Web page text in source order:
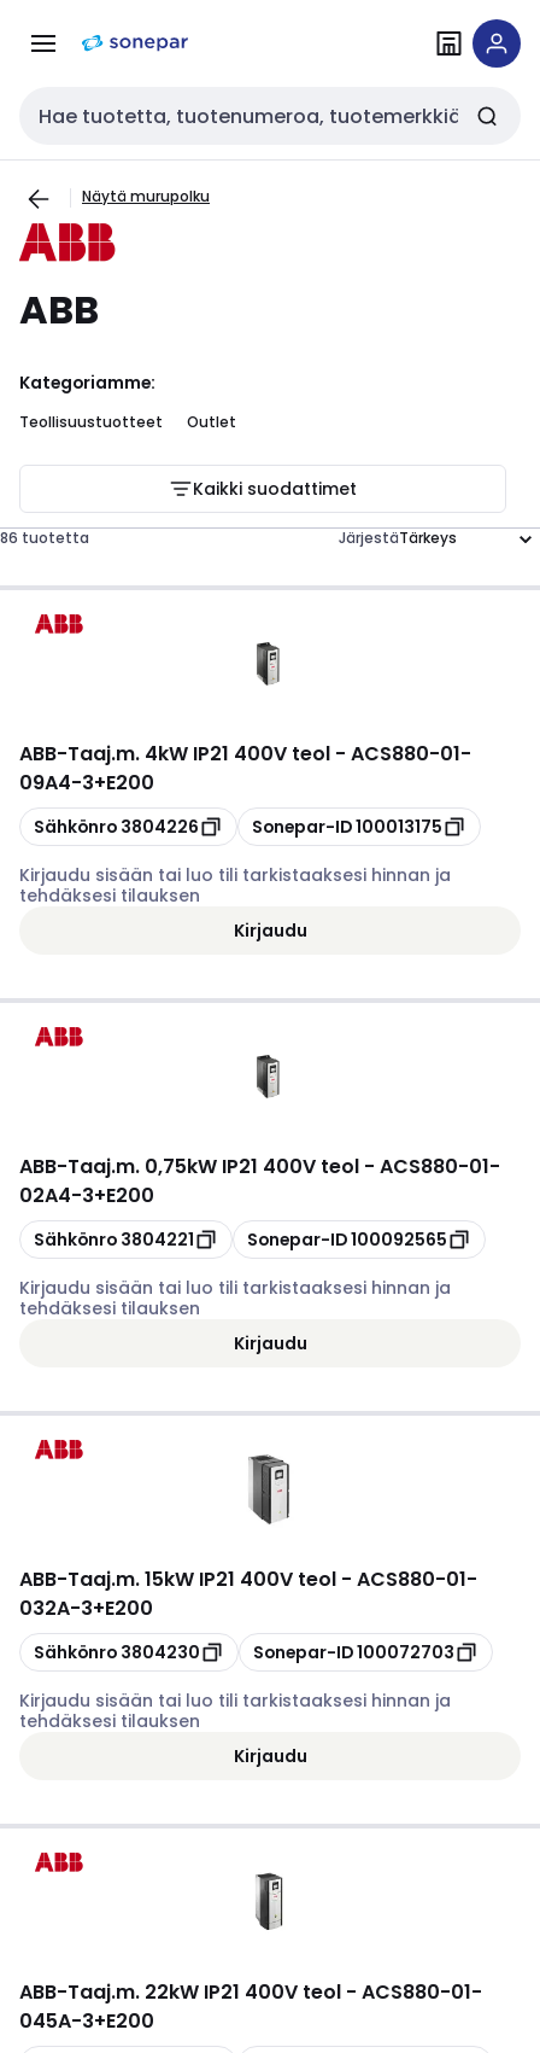
navigointiinsisältöön
Haku
Näytä murupolku
ABB
Kategoriamme:
Teollisuustuotteet Outlet
Kaikki suodattimet
86 tuotetta Järjestä
ABB-Taaj.m. 4kW IP21 400V teol - ACS880-01-
09A4-3+E200
Kopioi
Sähkönro 3804226 Kopioi
Sonepar-ID100013175
Kirjaudu sisään tai luo tili tarkistaaksesi hinnan ja
tehdäksesi tilauksen
Kirjaudu
ABB-Taaj.m. 0,75kW IP21 400V teol - ACS880-01-
02A4-3+E200
Kopioi
Sähkönro 3804221 Kopioi
Sonepar-ID100092565
Kirjaudu sisään tai luo tili tarkistaaksesi hinnan ja
tehdäksesi tilauksen
Kirjaudu
ABB-Taaj.m. 15kW IP21 400V teol - ACS880-01-
032A-3+E200
Kopioi
Sähkönro 3804230 Kopioi
Sonepar-ID100072703
Kirjaudu sisään tai luo tili tarkistaaksesi hinnan ja
tehdäksesi tilauksen
Kirjaudu
ABB-Taaj.m. 22kW IP21 400V teol - ACS880-01-
045A-3+E200